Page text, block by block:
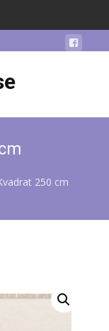
250 cm